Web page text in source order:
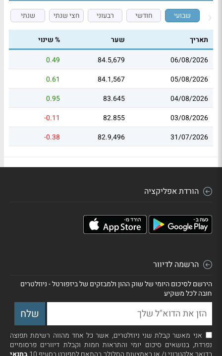
שבועי חודשי רבעוני חצי שנתי שנתי
תאריך שער
% שינוי
06/08/2026
84.5,679
0.49
05/08/2026
84.1,567
0.61
04/08/2026
83.645
0.95
03/08/2026
82.855
-0.11
31/07/2026
82.9,496
-0.38
הורדת אפליקציה
הרשמה לדיוור
הירשם לסיכום היומי של שוק ההון ולמבזקים של ביזפורטל - ניוזלטרים
חובה לכל משקיע
אני מאשר קבלת שני ניוזלטרים, אשר כל אחד מהווה רשימת תפוצה
נפרדת, בנושאים סיכום יומי והתראות חמות וקבלת דיוורים פרסומיים